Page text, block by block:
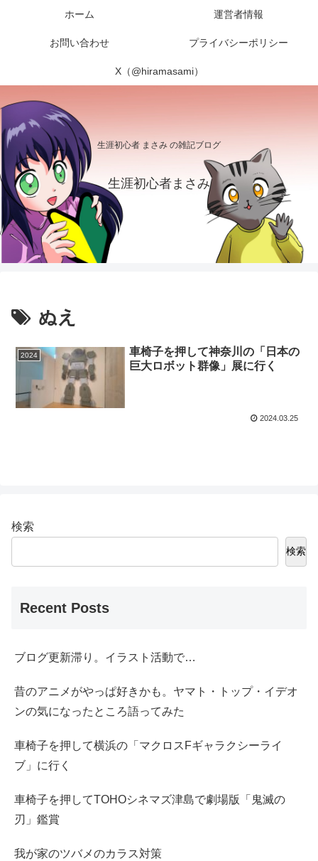
生涯初心者 まさみ の雑記ブログ
生涯初心者まさみ
ホーム 運営者情報
お問い合わせ プライバシーポリシー
X（@hiramasami）
ぬえ
2024
車椅子を押して神奈川の「日本の
巨大ロボット群像」展に行く
2024.03.25
検索
検索
Recent Posts
ブログ更新滞り。イラスト活動で…
昔のアニメがやっぱ好きかも。ヤマト・トップ・イデオ
ンの気になったところ語ってみた
車椅子を押して横浜の「マクロスFギャラクシーライ
ブ」に行く
車椅子を押してTOHOシネマズ津島で劇場版「鬼滅の
刃」鑑賞
我が家のツバメのカラス対策